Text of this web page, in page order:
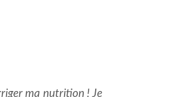
ma nutrition ! Je